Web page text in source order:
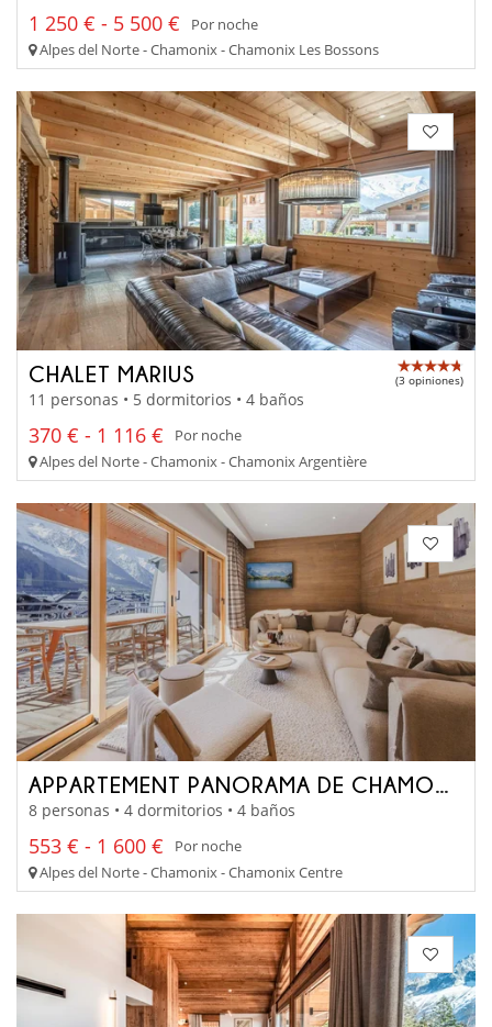
1 250 € - 5 500 €
Por noche
Alpes del Norte - Chamonix - Chamonix Les Bossons
CHALET MARIUS (3 opiniones)
11 personas • 5 dormitorios • 4 baños
370 € - 1 116 €
Por noche
Alpes del Norte - Chamonix - Chamonix Argentière
APPARTEMENT PANORAMA DE CHAMONIX
8 personas • 4 dormitorios • 4 baños
553 € - 1 600 €
Por noche
Alpes del Norte - Chamonix - Chamonix Centre